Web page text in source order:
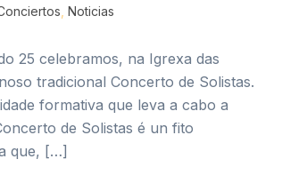
Noticias
25 celebramos, na Igrexa das
tradicional Concerto de Solistas.
formativa que leva a cabo a
de Solistas é un fito
que, […]